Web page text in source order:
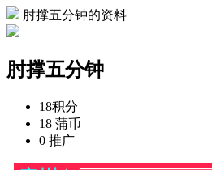
肘撑五分钟的资料
肘撑五分钟
18积分
18 蒲币
0 推广